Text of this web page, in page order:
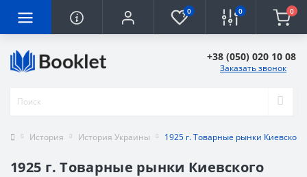
0 0 0
+38 (050) 020 10 08
Заказать звонок
История История Украины 1925 г. Товарные рынки
1925 г. Товарные рынки Киевского